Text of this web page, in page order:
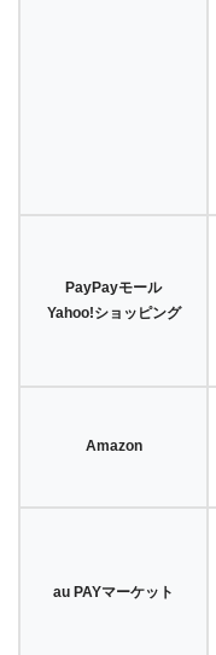
PayPayモール
Yahoo!ショッピング
Amazon
au PAYマーケット